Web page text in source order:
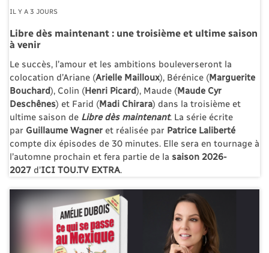
IL Y A 3 JOURS
Libre dès maintenant : une troisième et ultime saison
à venir
Le succès, l’amour et les ambitions bouleverseront la
colocation d’Ariane (Arielle Mailloux), Bérénice (Marguerite
Bouchard), Colin (Henri Picard), Maude (Maude Cyr
Deschênes) et Farid (Madi Chirara) dans la troisième et
ultime saison de Libre dès maintenant. La série écrite
par Guillaume Wagner et réalisée par Patrice Laliberté
compte dix épisodes de 30 minutes. Elle sera en tournage à
l’automne prochain et fera partie de la saison 2026-
2027 d’ICI TOU.TV EXTRA.